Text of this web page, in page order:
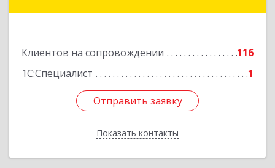
Клиентов на сопровождении
116
1С:Специалист
1
Отправить заявку
Показать контакты
Отправить заявку
Назад